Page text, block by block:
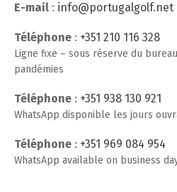
E-mail : info@portugalgolf.net
Téléphone : +351 210 116 328
Ligne fixe – sous réserve du
pandémies
Téléphone : +351 938 130 921
WhatsApp disponible les jours
Téléphone : +351 969 084 954
WhatsApp available on business